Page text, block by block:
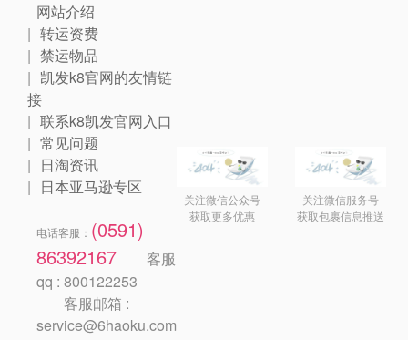
网站介绍
转运资费
禁运物品
凯发k8官网的友情链
接
联系k8凯发官网入口
常见问题
日淘资讯
日本亚马逊专区
电话客服： (0591)
86392167
客服
qq : 800122253
客服邮箱 :
service@6haoku.com
关注微信公众号
获取更多优惠
关注微信服务号
获取包裹信息推送